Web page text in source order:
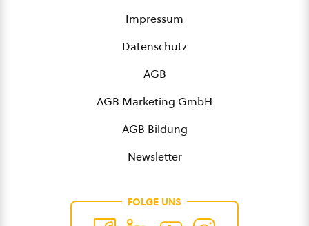
Impressum
Datenschutz
AGB
AGB Marketing GmbH
AGB Bildung
Newsletter
FOLGE UNS